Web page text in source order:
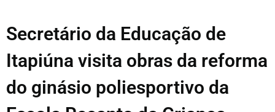
Secretário da Educação de
Itapiúna visita obras da reforma
do ginásio poliesportivo da